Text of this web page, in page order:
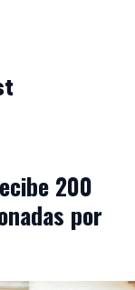
200
por